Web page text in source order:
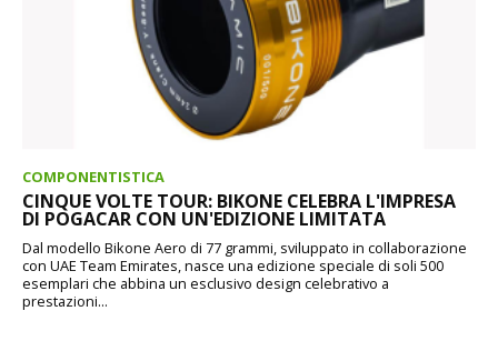
COMPONENTISTICA
CINQUE VOLTE TOUR: BIKONE CELEBRA L'IMPRESA
DI POGACAR CON UN'EDIZIONE LIMITATA
Dal modello Bikone Aero di 77 grammi, sviluppato in collaborazione
con UAE Team Emirates, nasce una edizione speciale di soli 500
esemplari che abbina un esclusivo design celebrativo a
prestazioni...